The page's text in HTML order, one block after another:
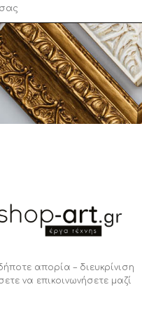
απορία – διευκρίνιση
να επικοινωνήσετε μαζί